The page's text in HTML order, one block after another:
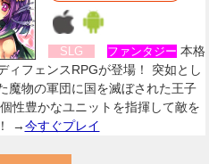
SLG ファンタジー 本格
ィフェンスRPGが登場！ 突如とし
魔物の軍団に国を滅ぼされた王子
性豊かなユニットを指揮して敵を
→今すぐプレイ